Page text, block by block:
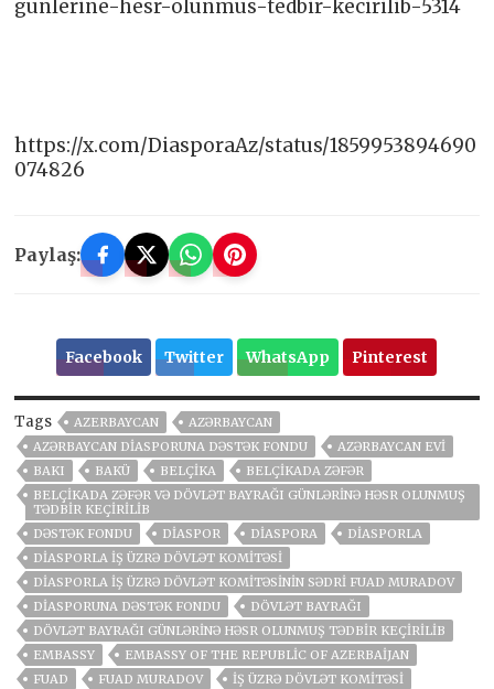
gunlerine-hesr-olunmus-tedbir-kecirilib-5314
https://x.com/DiasporaAz/status/1859953894690
074826
Paylaş:
Facebook Twitter WhatsApp Pinterest
Tags AZERBAYCAN
AZƏRBAYCAN
AZƏRBAYCAN DIASPORUNA DƏSTƏK FONDU
AZƏRBAYCAN EVI
BAKI
BAKÜ BELÇİKA
BELÇIKADA ZƏFƏR
BELÇIKADA ZƏFƏR VƏ DÖVLƏT BAYRAĞI GÜNLƏRINƏ HƏSR OLUNMUŞ
TƏDBIR KEÇIRILIB
DƏSTƏK FONDU
DIASPOR DIASPORA
DIASPORLA
DIASPORLA İŞ ÜZRƏ DÖVLƏT KOMITƏSI
DIASPORLA İŞ ÜZRƏ DÖVLƏT KOMITƏSININ SƏDRI FUAD MURADOV
DIASPORUNA DƏSTƏK FONDU
DÖVLƏT BAYRAĞI
DÖVLƏT BAYRAĞI GÜNLƏRINƏ HƏSR OLUNMUŞ TƏDBIR KEÇIRILIB
EMBASSY
EMBASSY OF THE REPUBLIC OF AZERBAIJAN
FUAD
FUAD MURADOV
İŞ ÜZRƏ DÖVLƏT KOMITƏSI